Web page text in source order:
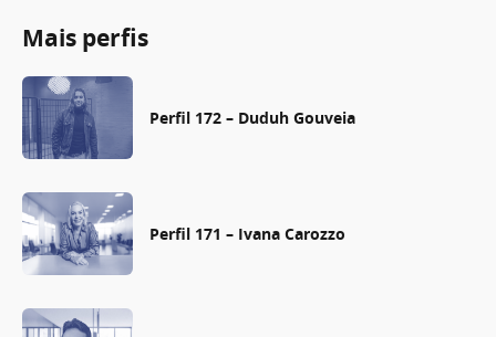
Mais perfis
Perfil 172 – Duduh Gouveia
Perfil 171 – Ivana Carozzo